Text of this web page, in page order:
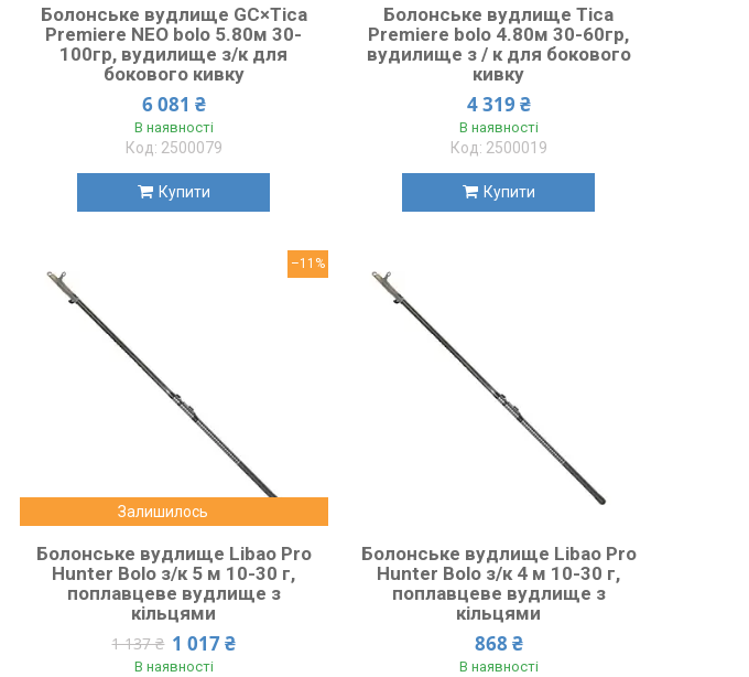
Болонське вудлище GC×Tica
Premiere NEO bolo 5.80м 30-
100гр, вудилище з/к для
бокового кивку
6 081 ₴
В наявності
2500079
Купити
Болонське вудлище Tica
Premiere bolo 4.80м 30-60гр,
вудилище з / к для бокового
кивку
4 319 ₴
В наявності
2500019
Купити
–11%
Залишилось
Болонське вудлище Libao Pro
Hunter Bolo з/к 5 м 10-30 г,
поплавцеве вудлище з
кільцями
1 137 ₴ 1 017 ₴
В наявності
Болонське вудлище Libao Pro
Hunter Bolo з/к 4 м 10-30 г,
поплавцеве вудлище з
кільцями
868 ₴
В наявності